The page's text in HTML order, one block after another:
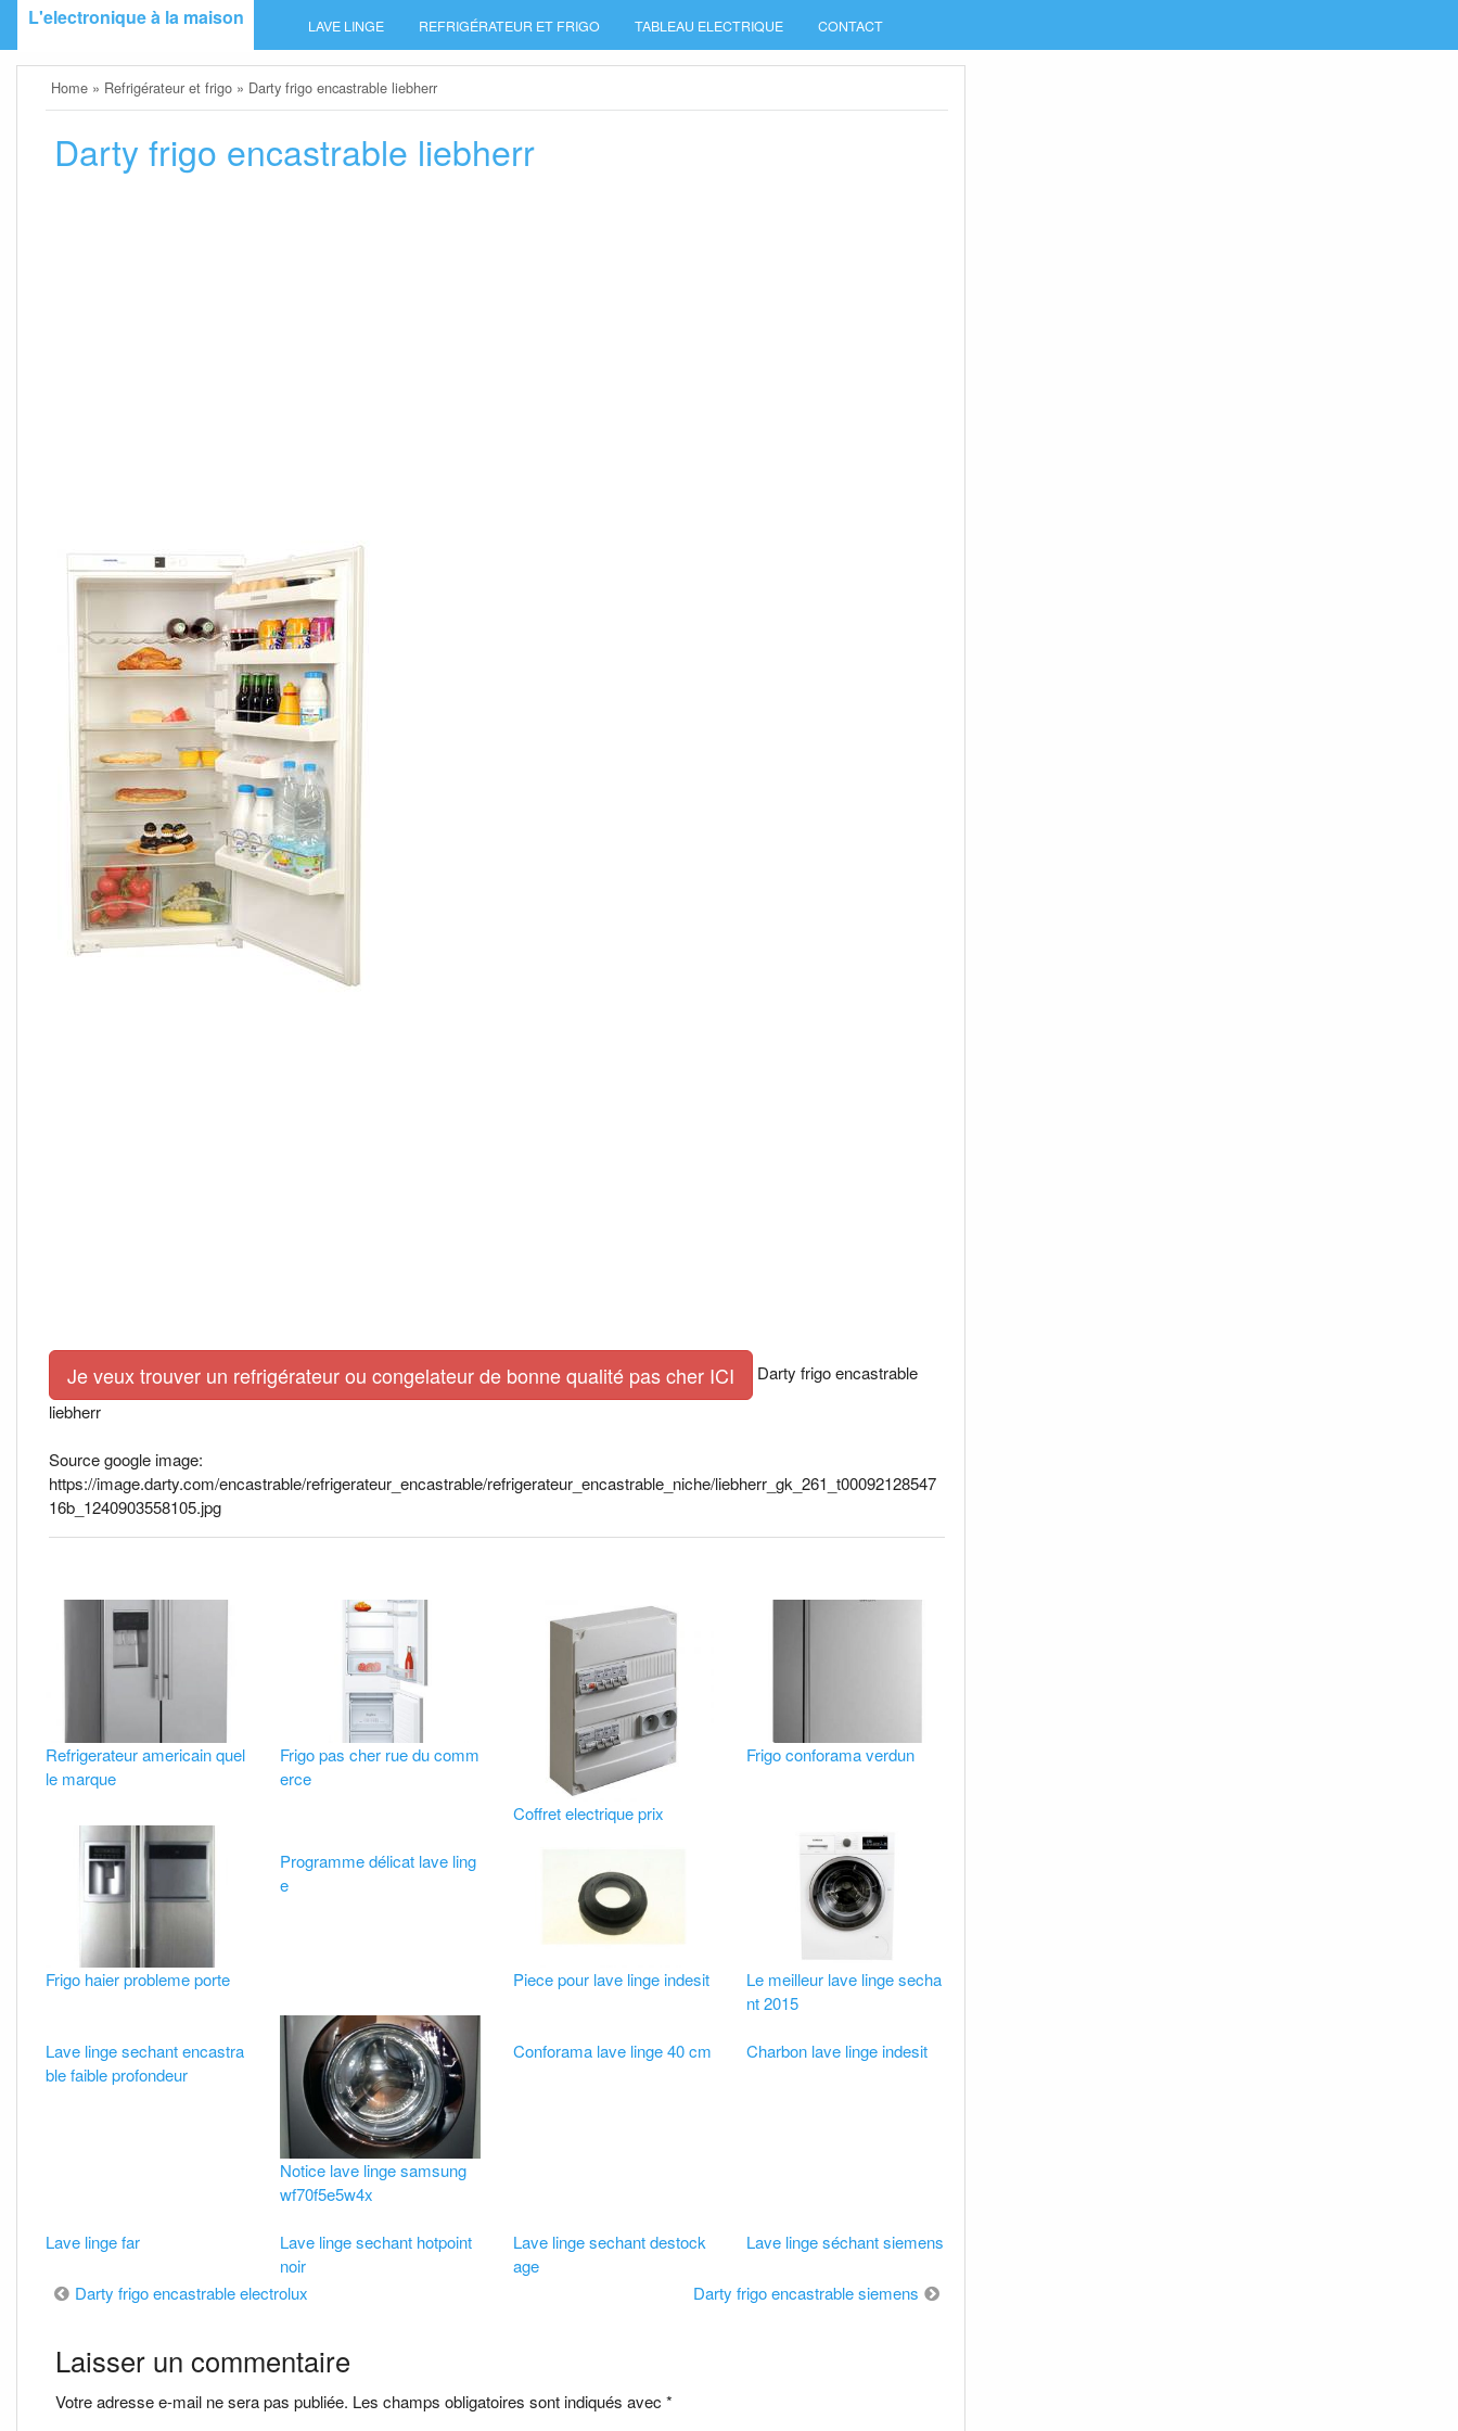
SkipL'electronique à la maison LAVE LINGE REFRIGÉRATEUR ET FRIGO TABLEAU ELECTRIQUE CONTACT
Home » Refrigérateur et frigo » Darty frigo encastrable liebherr
Darty frigo encastrable liebherr
Je veux trouver un refrigérateur ou congelateur de bonne qualité pas cher ICI
Darty frigo encastrable
liebherr
Source google image:
https://image.darty.com/encastrable/refrigerateur_encastrable/refrigerateur_encastrable_niche/liebherr_gk_261_t00092128547
16b_1240903558105.jpg
Refrigerateur americain quel
le marque
Frigo pas cher rue du comm
erce
Coffret electrique prix
Frigo conforama verdun
Frigo haier probleme porte
Programme délicat lave ling
e
Piece pour lave linge indesit
Le meilleur lave linge secha
nt 2015
Lave linge sechant encastra
ble faible profondeur
Notice lave linge samsung
wf70f5e5w4x
Conforama lave linge 40 cm Charbon lave linge indesit
Lave linge far
Lave linge sechant hotpoint
noir
Lave linge sechant destock
age
Lave linge séchant siemens
Navigation
de
l’article
Darty frigo encastrable electrolux Darty frigo encastrable siemens
Laisser un commentaire
Votre adresse e-mail ne sera pas publiée. Les champs obligatoires sont indiqués avec *